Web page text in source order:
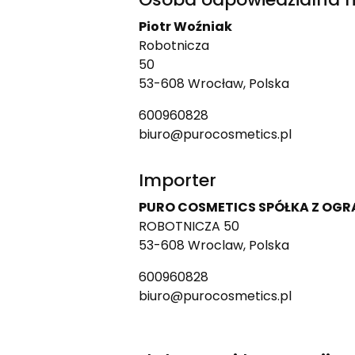
Piotr Woźniak
Robotnicza
50
53-608 Wrocław, Polska
600960828
biuro@purocosmetics.pl
Importer
PURO COSMETICS SPÓŁKA Z
ROBOTNICZA 50
53-608 Wroclaw, Polska
600960828
biuro@purocosmetics.pl